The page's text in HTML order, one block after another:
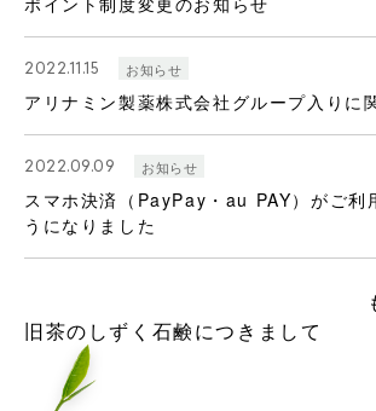
2022.11.15 お知らせ
アリナミン製薬株式会社グループ入りに
2022.09.09 お知らせ
スマホ決済（PayPay・au PAY）がご利
うになりました
旧茶のしずく石鹸につきまして